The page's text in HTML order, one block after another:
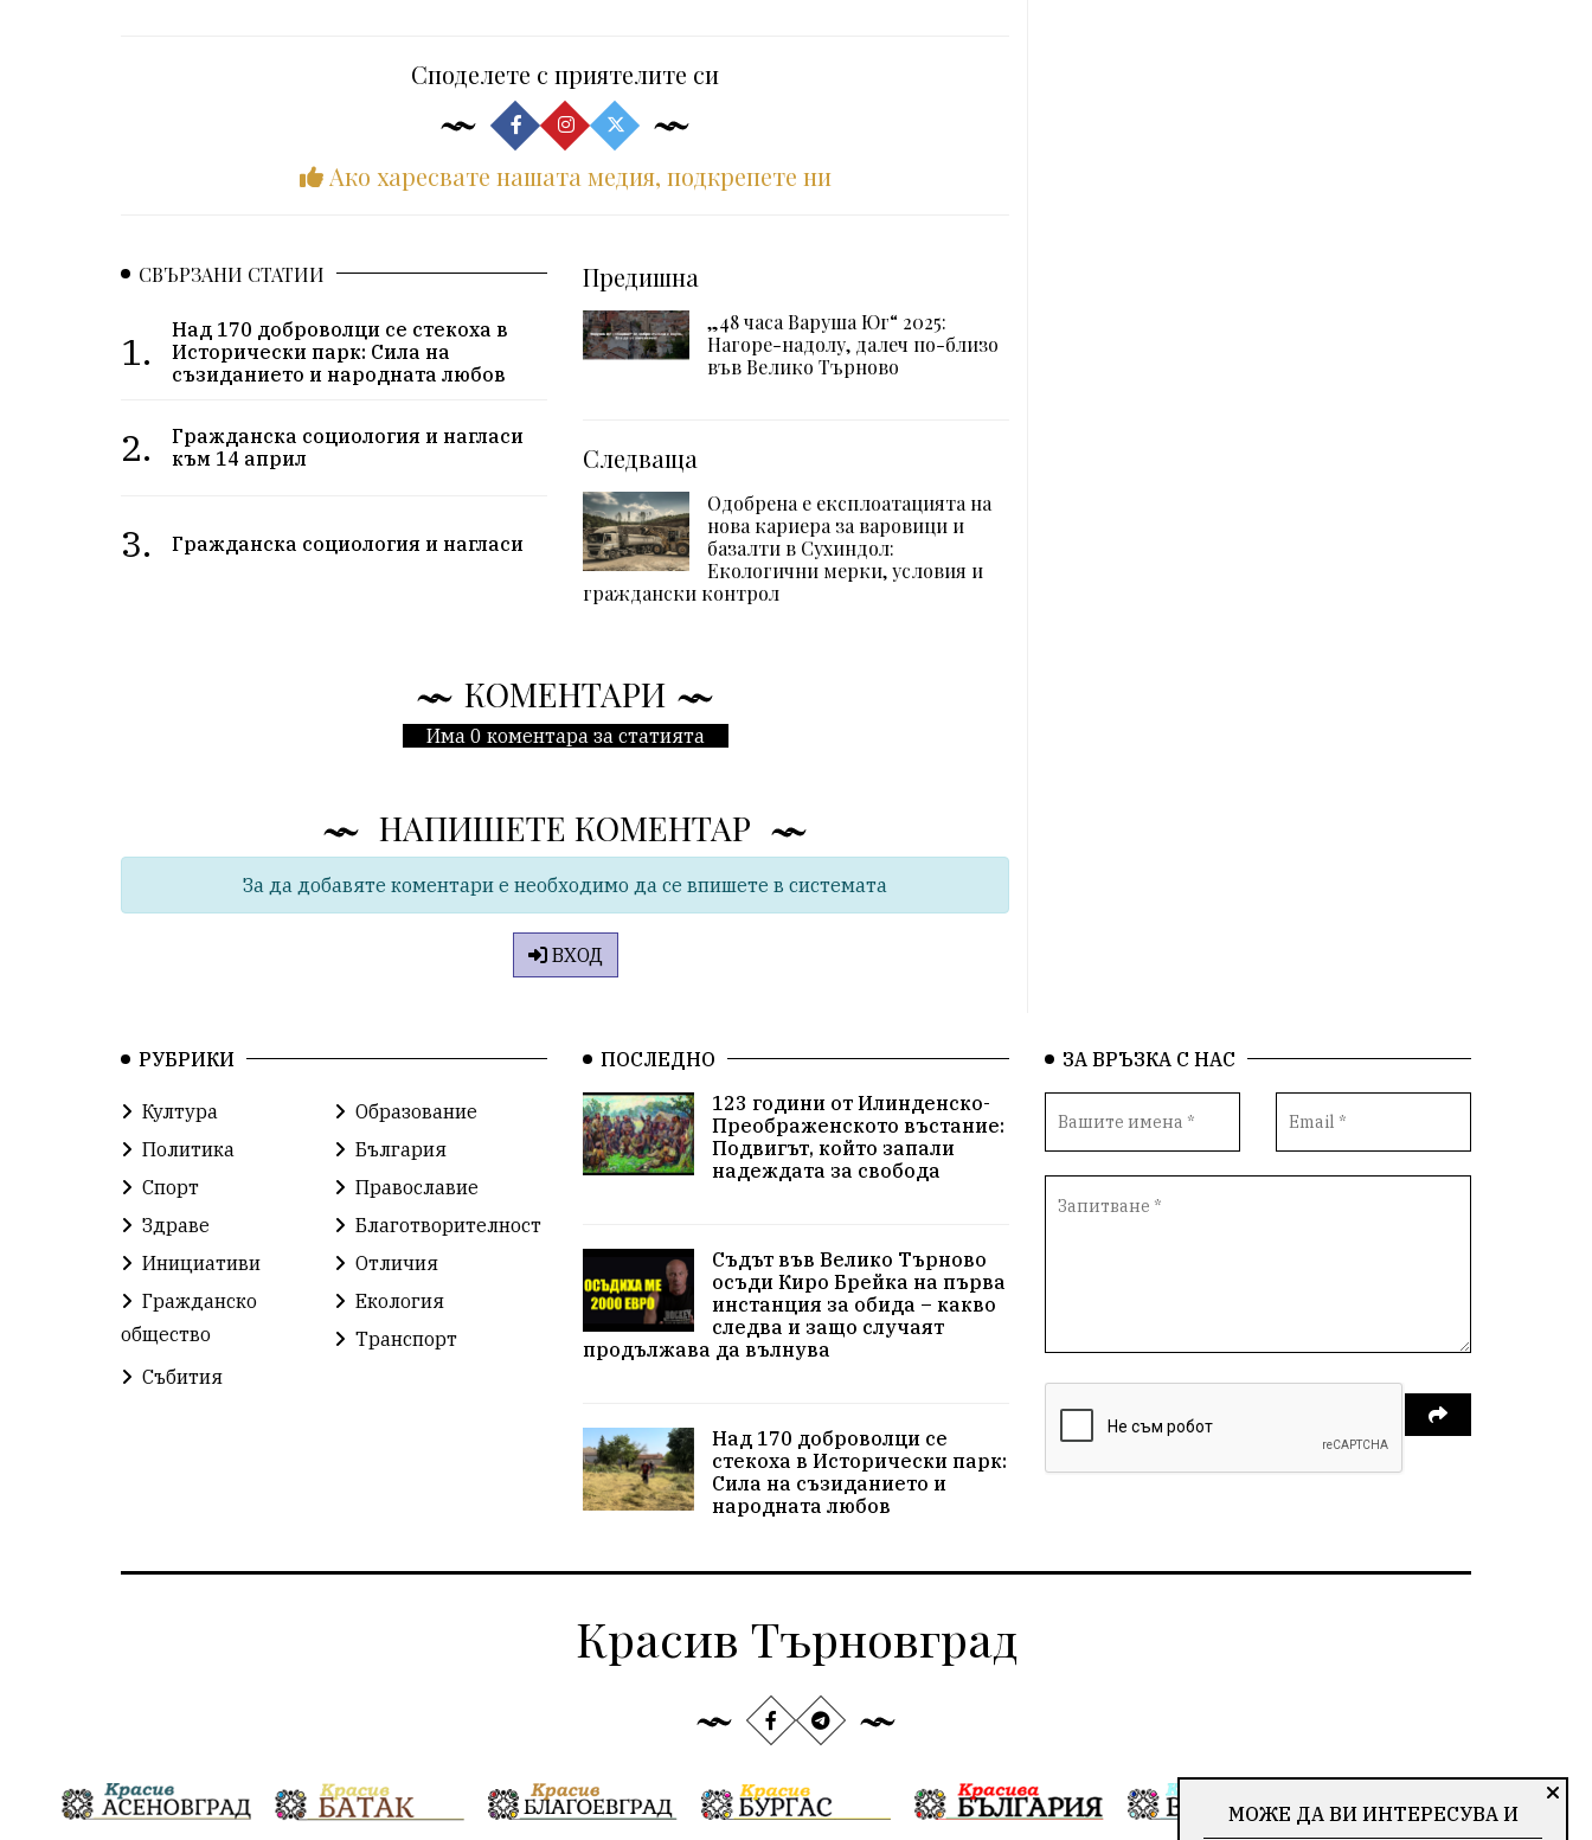
Споделете с приятелите си
Ако харесвате нашата медия, подкрепете ни
СВЪРЗАНИ СТАТИИ
1.
Над 170 доброволци се стекоха в
Исторически парк: Сила на
съзиданието и народната любов
2.
Гражданска социология и нагласи
към 14 април
3. Гражданска социология и нагласи
Предишна
„48 часа Варуша Юг“ 2025:
Нагоре-надолу, далеч по-близо
във Велико Търново
Следваща
Одобрена е експлоатацията на
нова кариера за варовици и
базалти в Сухиндол:
Екологични мерки, условия и
граждански контрол
КОМЕНТАРИ
Има 0 коментара за статията
НАПИШЕТЕ КОМЕНТАР
За да добавяте коментари е необходимо да се впишете в системата
ВХОД
МОЖЕ ДА ВИ ИНТЕРЕСУВА И
РУБРИКИ
Култура
Образование
Политика
България
Спорт
Православие
Здраве
Благотворителност
Инициативи
Отличия
Гражданско
общество
Екология
Транспорт
Събития
ПОСЛЕДНО
123 години от Илинденско-
Преображенското въстание:
Подвигът, който запали
надеждата за свобода
Съдът във Велико Търново
осъди Киро Брейка на първа
инстанция за обида – какво
следва и защо случаят
продължава да вълнува
Над 170 доброволци се
стекоха в Исторически парк:
Сила на съзиданието и
народната любов
ЗА ВРЪЗКА С НАС
Красив Търновград